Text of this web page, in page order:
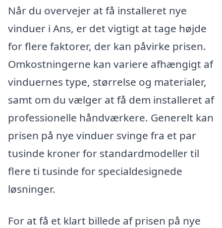
Når du overvejer at få installeret nye
vinduer i Ans, er det vigtigt at tage højde
for flere faktorer, der kan påvirke prisen.
Omkostningerne kan variere afhængigt af
vinduernes type, størrelse og materialer,
samt om du vælger at få dem installeret af
professionelle håndværkere. Generelt kan
prisen på nye vinduer svinge fra et par
tusinde kroner for standardmodeller til
flere ti tusinde for specialdesignede
løsninger.
For at få et klart billede af prisen på nye